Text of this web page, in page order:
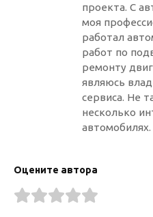
проекта. С
моя
работал
работ по
ремонту
являюсь
сервиса. Не
несколько
автомобилях.
Оцените автора